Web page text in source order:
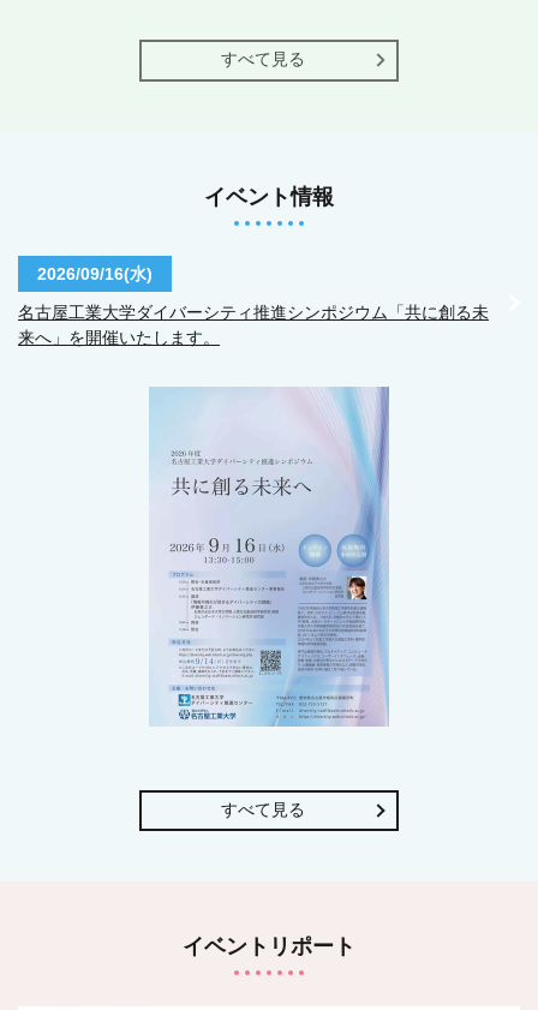
すべて見る
イベント情報
2026/09/16(水)
名古屋工業大学ダイバーシティ推進シンポジウム「共に創る未
来へ」を開催いたします。
すべて見る
イベントリポート